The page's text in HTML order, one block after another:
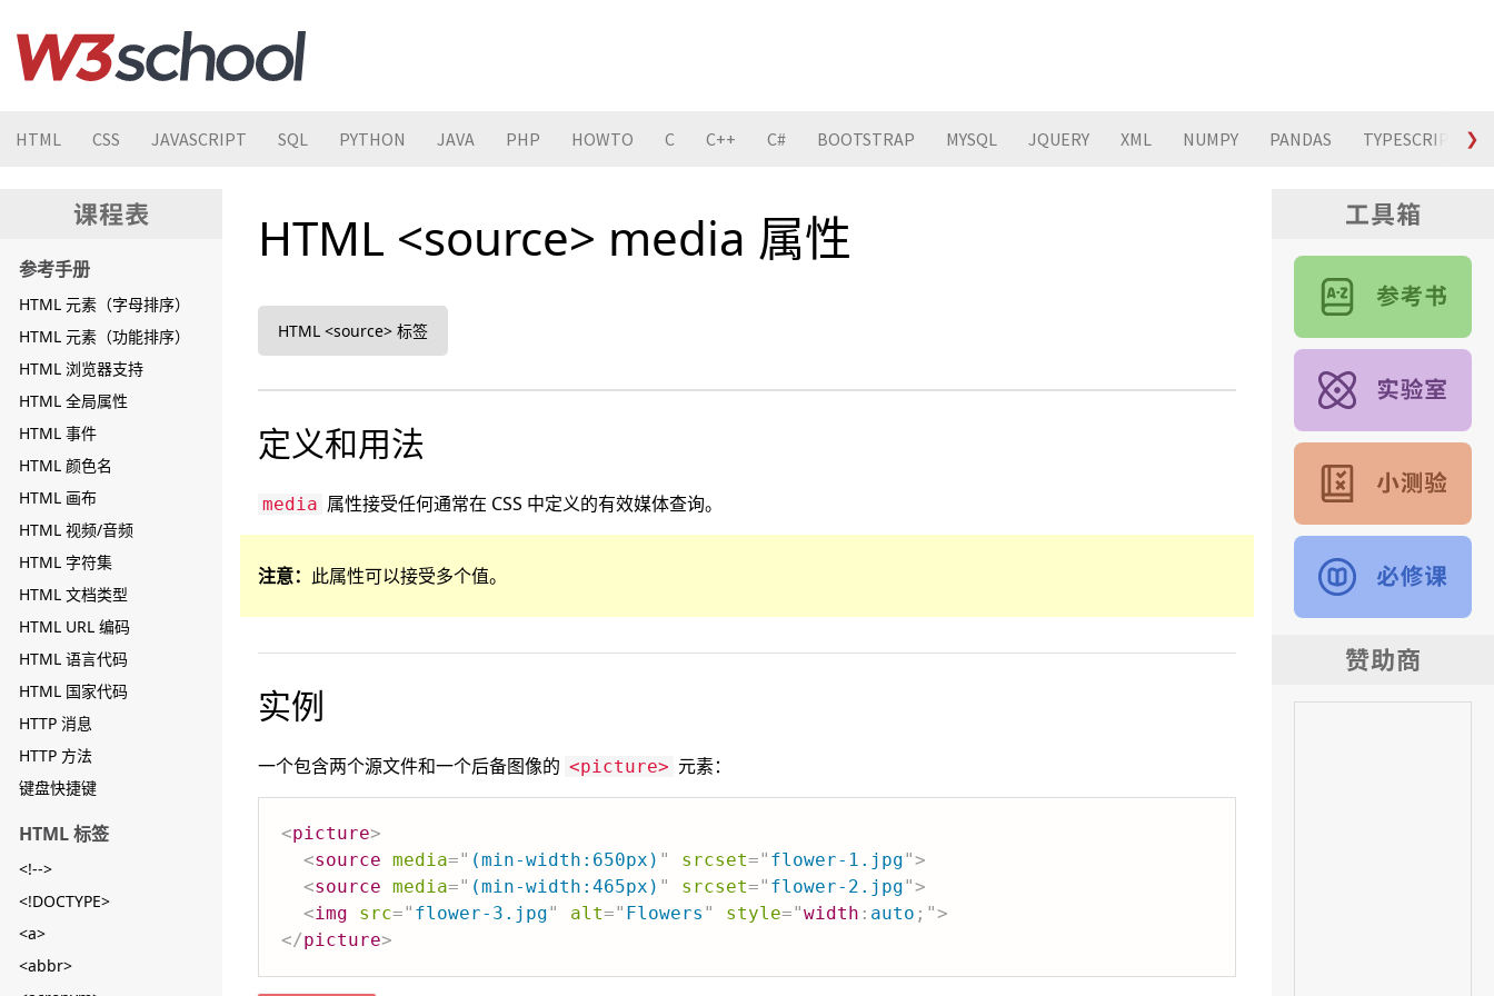
HTML CSS JAVASCRIPT SQL PYTHON JAVA PHP HOWTO C C++ C# BOOTSTRAP MYSQL JQUERY XML NUMPY PANDAS TYPESCRIPT ❯
参考手册
HTML 元素（字母排序）
HTML 元素（功能排序）
HTML 浏览器支持
HTML 全局属性
HTML 事件
HTML 颜色名
HTML 画布
HTML 视频/音频
HTML 字符集
HTML 文档类型
HTML URL 编码
HTML 语言代码
HTML 国家代码
HTTP 消息
HTTP 方法
键盘快捷键
HTML 标签
<!-->
<!DOCTYPE>
<a>
<abbr>
HTML <source> media 属性
HTML <source> 标签
定义和用法
media 属性接受任何通常在 CSS 中定义的有效媒体查询。
注意： 此属性可以接受多个值。
实例
一个包含两个源文件和一个后备图像的 <picture> 元素：
<picture>
<source media=" (min-width:650px) " srcset=" flower-1.jpg">
<source media=" (min-width:465px) " srcset=" flower-2.jpg">
<img src=" flower-3.jpg" alt=" Flowers " style="width : auto ; ">
</picture>